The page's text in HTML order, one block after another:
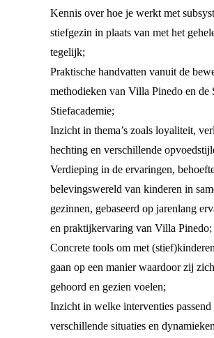
Kennis over hoe je werkt met
stiefgezin in plaats van met het
tegelijk;
Praktische handvatten vanuit de
methodieken van Villa Pinedo en de
Stiefacademie;
Inzicht in thema’s zoals loyaliteit,
hechting en verschillende
Verdieping in de ervaringen,
belevingswereld van kinderen in
gezinnen, gebaseerd op jarenlang
en praktijkervaring van Villa Pinedo;
Concrete tools om met
gaan op een manier waardoor zij
gehoord en gezien voelen;
Inzicht in welke interventies
verschillende situaties en